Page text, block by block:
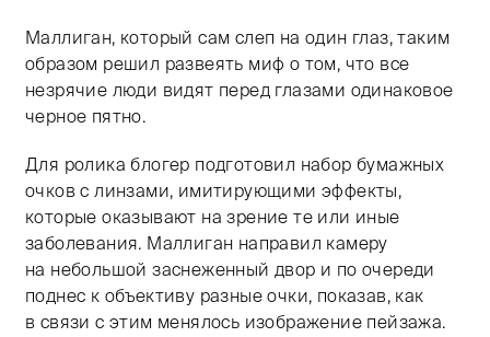
Маллиган, который сам слеп на один глаз, таким
образом решил развеять миф о том, что все
незрячие люди видят перед глазами одинаковое
черное пятно.
Для ролика блогер подготовил набор бумажных
очков с линзами, имитирующими эффекты,
которые оказывают на зрение те или иные
заболевания. Маллиган направил камеру
на небольшой заснеженный двор и по очереди
поднес к объективу разные очки, показав, как
в связи с этим менялось изображение пейзажа.